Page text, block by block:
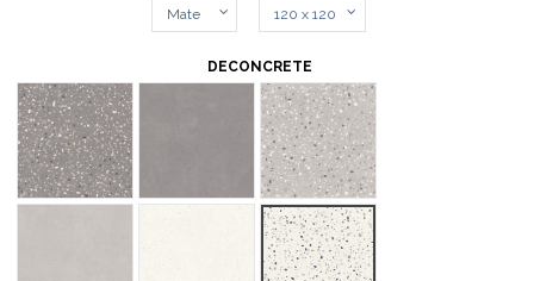
DECONCRETE
MEDIUM GREY
MICRO GREY MEDIUM PERAL
MICRO WHITE MEDIUM WHITE